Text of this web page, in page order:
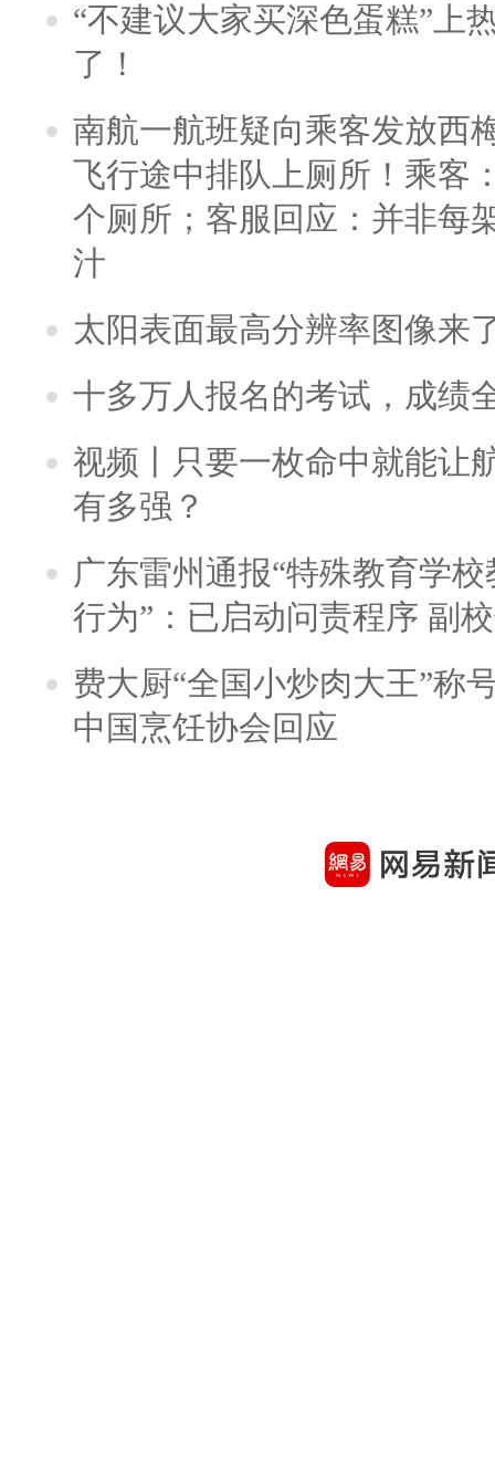
“不建议大家买深色蛋糕”上
了！
南航一航班疑向乘客发放西
飞行途中排队上厕所！乘客
个厕所；客服回应：并非每
汁
太阳表面最高分辨率图像来
十多万人报名的考试，成绩
视频丨只要一枚命中就能让
有多强？
广东雷州通报“特殊教育学
行为”：已启动问责程序 副
费大厨“全国小炒肉大王”称
中国烹饪协会回应